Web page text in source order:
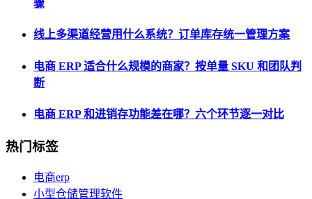
骤
线上多渠道经营用什么系统？订单库存统一管理方案
电商 ERP 适合什么规模的商家？按单量 SKU 和团队判
断
电商 ERP 和进销存功能差在哪？六个环节逐一对比
热门标签
电商erp
小型仓储管理软件